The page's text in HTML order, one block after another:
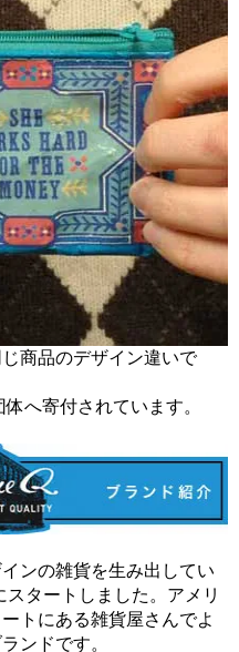
商品のデザイン違いで
へ寄付されています。
ンの雑貨を生み出してい
タートしました。アメリ
トにある雑貨屋さんでよ
ンドです。